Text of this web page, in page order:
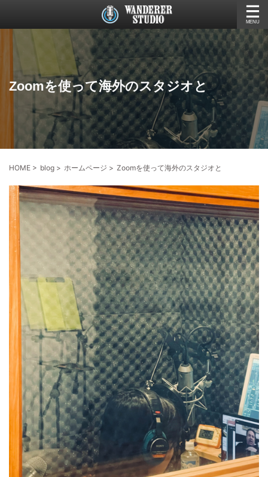
Zoomを使って海外のスタジオと
HOME > blog > ホームページ > Zoomを使って海外のスタジオと